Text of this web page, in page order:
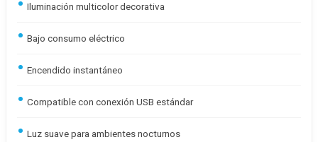
Iluminación multicolor decorativa
Bajo consumo eléctrico
Encendido instantáneo
Compatible con conexión USB estándar
Luz suave para ambientes nocturnos